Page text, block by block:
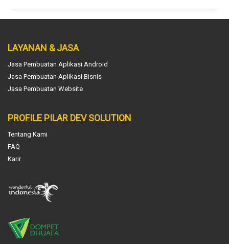
LAYANAN & JASA
Jasa Pembuatan Aplikasi Android
Jasa Pembuatan Aplikasi Bisnis
Jasa Pembuatan Website
PROFILE PILAR DEV SOLUTION
Tentang Kami
FAQ
Karir